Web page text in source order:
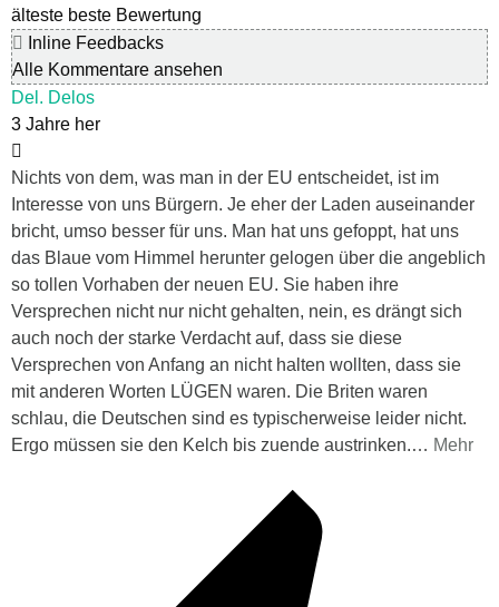
älteste beste Bewertung
Inline Feedbacks
Alle Kommentare ansehen
Del. Delos
3 Jahre her
Nichts von dem, was man in der EU entscheidet, ist im
Interesse von uns Bürgern. Je eher der Laden auseinander
bricht, umso besser für uns. Man hat uns gefoppt, hat uns
das Blaue vom Himmel herunter gelogen über die angeblich
so tollen Vorhaben der neuen EU. Sie haben ihre
Versprechen nicht nur nicht gehalten, nein, es drängt sich
auch noch der starke Verdacht auf, dass sie diese
Versprechen von Anfang an nicht halten wollten, dass sie
mit anderen Worten LÜGEN waren. Die Briten waren
schlau, die Deutschen sind es typischerweise leider nicht.
Ergo müssen sie den Kelch bis zuende austrinken.… Mehr